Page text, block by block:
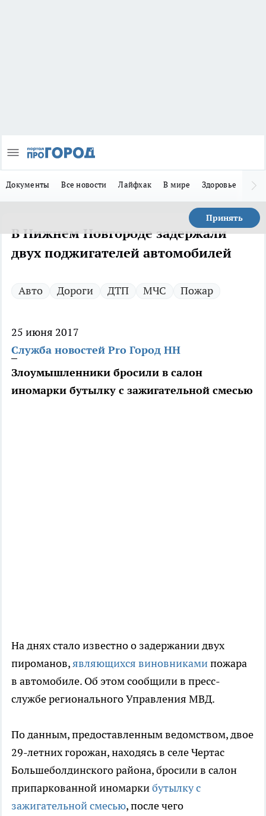
Документы Все новости Лайфхак В мире Здоровье
Принять
В Нижнем Новгороде задержали
двух поджигателей автомобилей
Авто Дороги ДТП МЧС Пожар
25 июня 2017
Служба новостей Pro Город НН
Злоумышленники бросили в салон
иномарки бутылку с зажигательной смесью
На днях стало известно о задержании двух
пироманов,являющихся виновникамипожара
в автомобиле. Об этом сообщили в пресс-
службе регионального Управления МВД.
По данным, предоставленным ведомством, двое
29-летних горожан, находясь в селе Чертас
Большеболдинского района, бросили в салон
припаркованной иномаркибутылку с
зажигательной смесью, после чего